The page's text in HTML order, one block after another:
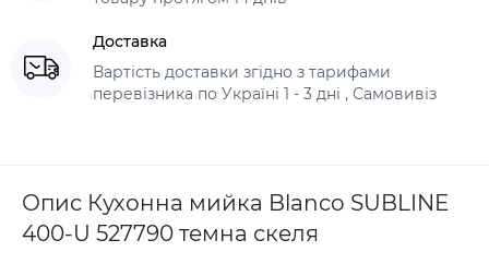
Доставка
Вартість доставки згідно з тарифами
перевізника по Україні 1 - 3 дні , Самовивіз
Опис Кухонна мийка Blanco SUBLINE
400-U 527790 темна скеля